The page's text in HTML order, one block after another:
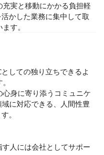
実と移動にかかる負担軽
かした業務に集中して取
す。
しての独り立ちできるよ
身に寄り添うコミュニケ
に対応できる、人間性豊
。
す人には会社としてサポー